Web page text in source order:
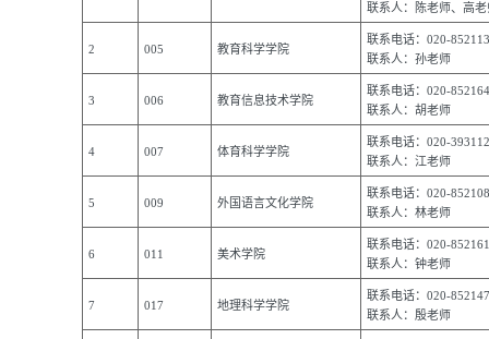
联系人：陈老师、高老
2 005 教育科学学院
联系电话：020-
联系人：孙老师
3 006 教育信息技术学院
联系电话：020-
联系人：胡老师
4 007 体育科学学院
联系电话：020-
联系人：江老师
5 009 外国语言文化学院
联系电话：020-
联系人：林老师
6 011 美术学院
联系电话：020-
联系人：钟老师
7 017 地理科学学院
联系电话：020-
联系人：殷老师